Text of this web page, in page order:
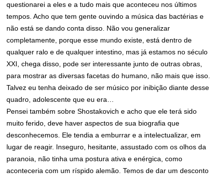
questionarei a eles e a tudo mais que aconteceu nos últimos
tempos. Acho que tem gente ouvindo a música das bactérias e
não está se dando conta disso. Não vou generalizar
completamente, porque esse mundo existe, está dentro de
qualquer ralo e de qualquer intestino, mas já estamos no século
XXI, chega disso, pode ser interessante junto de outras obras,
para mostrar as diversas facetas do humano, não mais que isso.
Talvez eu tenha deixado de ser músico por inibição diante desse
quadro, adolescente que eu era…
Pensei também sobre Shostakovich e acho que ele terá sido
muito ferido, deve haver aspectos de sua biografia que
desconhecemos. Ele tendia a emburrar e a intelectualizar, em
lugar de reagir. Inseguro, hesitante, assustado com os olhos da
paranoia, não tinha uma postura ativa e enérgica, como
aconteceria com um ríspido alemão. Temos de dar um desconto